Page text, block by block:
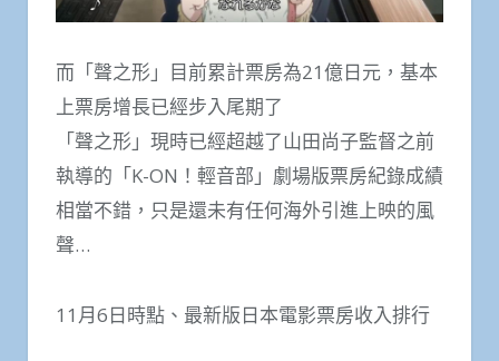
而「聲之形」目前累計票房為21億日元，基本
上票房增長已經步入尾期了
「聲之形」現時已經超越了山田尚子監督之前
執導的「K-ON！輕音部」劇場版票房紀錄成績
相當不錯，只是還未有任何海外引進上映的風
聲…
11月6日時點、最新版日本電影票房收入排行